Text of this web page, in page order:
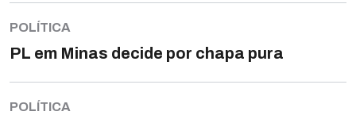
POLÍTICA
PL em Minas decide por chapa pura
POLÍTICA